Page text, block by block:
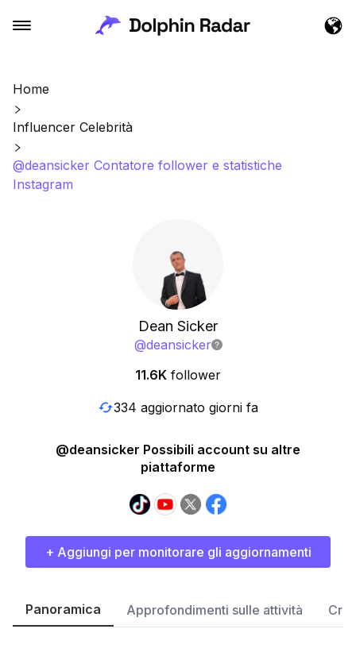
Home
Influencer Celebrità
@deansicker Contatore follower e statistiche
Instagram
Dean Sicker
@deansicker
11.6K follower
334 aggiornato giorni fa
@deansicker Possibili account su altre
piattaforme
+ Aggiungi per monitorare gli aggiornamenti
Panoramica Approfondimenti sulle attività